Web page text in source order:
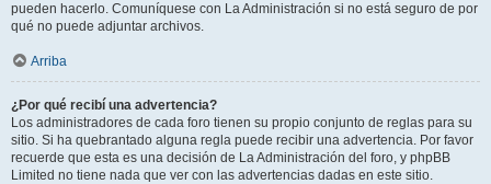
pueden hacerlo. Comuníquese con La Administración si no está seguro de por
qué no puede adjuntar archivos.
Arriba
¿Por qué recibí una advertencia?
Los administradores de cada foro tienen su propio conjunto de reglas para su
sitio. Si ha quebrantado alguna regla puede recibir una advertencia. Por favor
recuerde que esta es una decisión de La Administración del foro, y phpBB
Limited no tiene nada que ver con las advertencias dadas en este sitio.